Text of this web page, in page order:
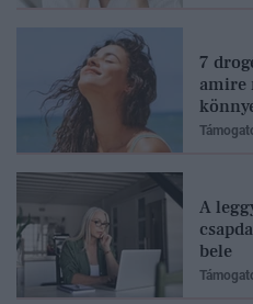
7
amire
A
bele